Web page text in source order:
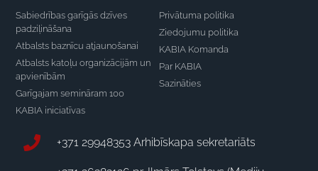
Sabiedrības garīgās dzīves
padziļināšana
Atbalsts baznīcu atjaunošanai
Atbalsts katoļu organizācijām un
apvienībām
Garīgajam semināram 100
KABIA iniciatīvas
Privātuma politika
Ziedojumu politika
KABIA Komanda
Par KABIA
Sazināties
+371 29948353 Arhibīskapa sekretariāts